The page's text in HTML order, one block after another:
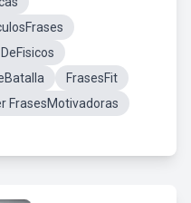
FrasesFit
FrasesMotivadoras